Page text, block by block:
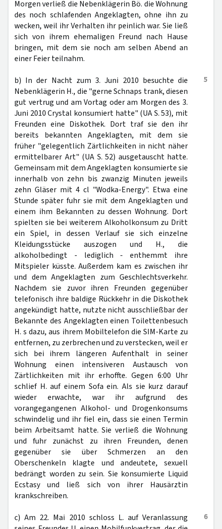
Morgen verließ die Nebenklägerin Bö. die Wohnung
des noch schlafenden Angeklagten, ohne ihn zu
wecken, weil ihr Verhalten ihr peinlich war. Sie ließ
sich von ihrem ehemaligen Freund nach Hause
bringen, mit dem sie noch am selben Abend an
einer Feier teilnahm.
5
b) In der Nacht zum 3. Juni 2010 besuchte die
Nebenklägerin H., die "gerne Schnaps trank, diesen
gut vertrug und am Vortag oder am Morgen des 3.
Juni 2010 Crystal konsumiert hatte" (UA S. 53), mit
Freunden eine Diskothek. Dort traf sie den ihr
bereits bekannten Angeklagten, mit dem sie
früher "gelegentlich Zärtlichkeiten in nicht näher
ermittelbarer Art" (UA S. 52) ausgetauscht hatte.
Gemeinsam mit dem Angeklagten konsumierte sie
innerhalb von zehn bis zwanzig Minuten jeweils
zehn Gläser mit 4 cl "Wodka-Energy". Etwa eine
Stunde später fuhr sie mit dem Angeklagten und
einem ihm Bekannten zu dessen Wohnung. Dort
spielten sie bei weiterem Alkoholkonsum zu Dritt
ein Spiel, in dessen Verlauf sie sich einzelne
Kleidungsstücke auszogen und H., die
alkoholbedingt - lediglich - enthemmt ihre
Mitspieler küsste. Außerdem kam es zwischen ihr
und dem Angeklagten zum Geschlechtsverkehr.
Nachdem sie zuvor ihren Freunden gegenüber
telefonisch ihre baldige Rückkehr in die Diskothek
angekündigt hatte, nutzte nicht ausschließbar der
Bekannte des Angeklagten einen Toilettenbesuch
H. s dazu, aus ihrem Mobiltelefon die SIM-Karte zu
entfernen, zu zerbrechen und zu verstecken, weil er
sich bei ihrem längeren Aufenthalt in seiner
Wohnung einen intensiveren Austausch von
Zärtlichkeiten mit ihr erhoffte. Gegen 6:00 Uhr
schlief H. auf einem Sofa ein. Als sie kurz darauf
wieder erwachte, war ihr aufgrund des
vorangegangenen Alkohol- und Drogenkonsums
schwindelig und ihr fiel ein, dass sie einen Termin
beim Arbeitsamt hatte. Sie verließ die Wohnung
und fuhr zunächst zu ihren Freunden, denen
gegenüber sie über Schmerzen an den
Oberschenkeln klagte und andeutete, sexuell
bedrängt worden zu sein. Sie konsumierte Liquid
Ecstasy und ließ sich von ihrer Hausärztin
krankschreiben.
6
c) Am 22. Mai 2010 schloss L. auf Veranlassung